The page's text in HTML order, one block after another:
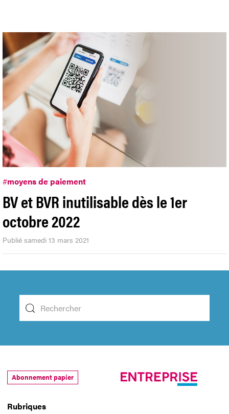
#moyens de paiement
BV et BVR inutilisable dès le 1er
octobre 2022
Publié samedi 13 mars 2021
Rubriques
Abonnement papier